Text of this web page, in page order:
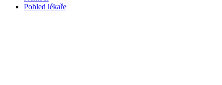
Pohled lékaře